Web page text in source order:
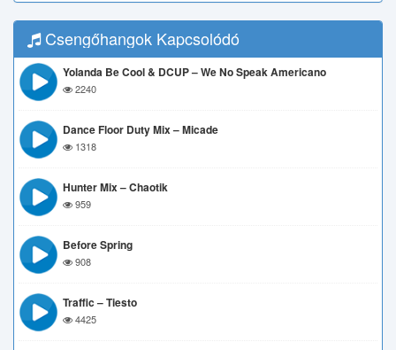
Csengőhangok Kapcsolódó
Yolanda Be Cool & DCUP – We No Speak Americano
2240
Dance Floor Duty Mix – Micade
1318
Hunter Mix – Chaotik
959
Before Spring
908
Traffic – Tiesto
4425